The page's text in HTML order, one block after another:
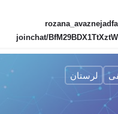
joinchat/
لرستان